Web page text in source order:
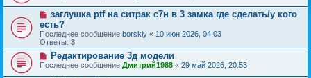
заглушка ptf на ситрак с7н в 3 замка где сделать/у кого
есть?
Последнее сообщение borskiy « 10 июн 2026, 04:03
Ответы: 3
Редактирование 3д модели
Последнее сообщение Дмитрий1988 « 29 май 2026, 20:53